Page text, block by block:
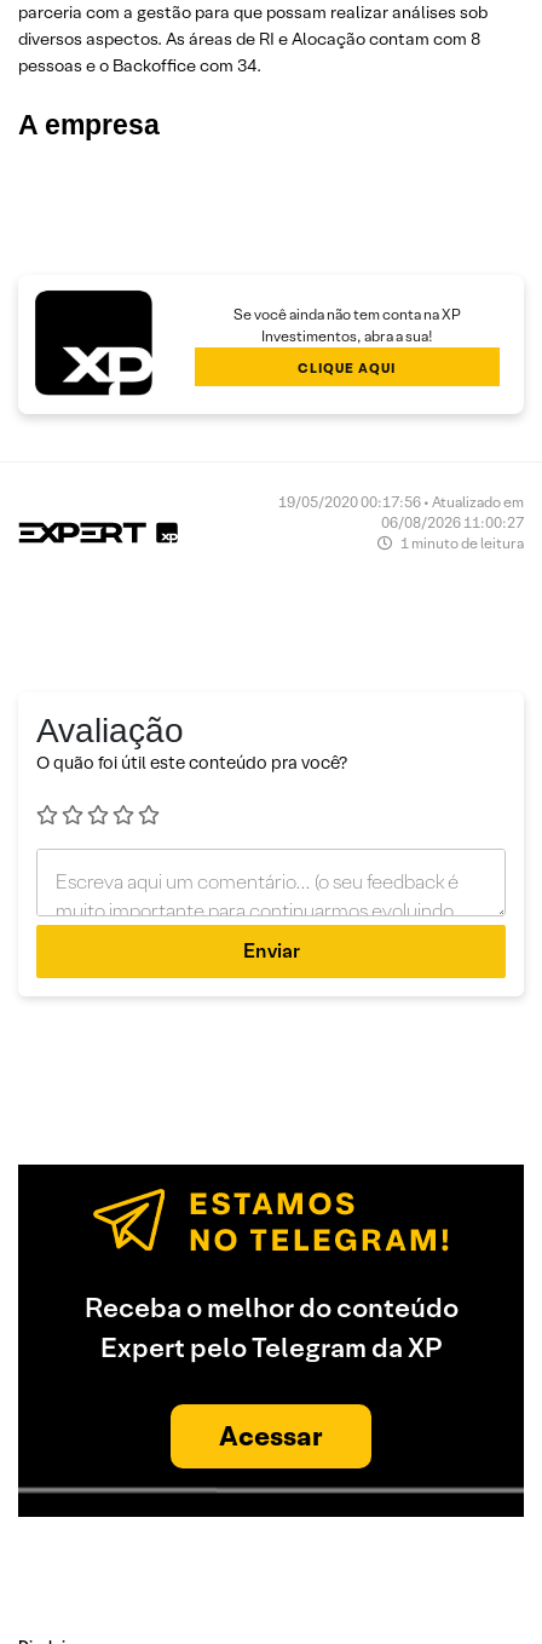
parceria com a gestão para que possam realizar análises sob
diversos aspectos. As áreas de RI e Alocação contam com 8
pessoas e o Backoffice com 34.
A empresa
Se você ainda não tem conta na XP
Investimentos, abra a sua!
CLIQUE AQUI
19/05/2020 00:17:56 • Atualizado em
06/08/2026 11:00:27
1 minuto de leitura
Avaliação
O quão foi útil este conteúdo pra você?
Enviar
Receba o melhor do conteúdo
Expert pelo Telegram da XP
Acessar